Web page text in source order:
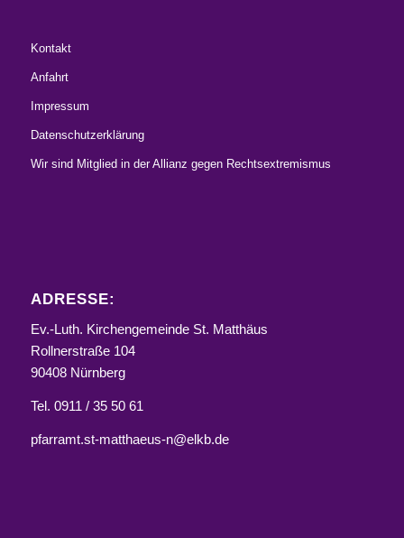
Kontakt
Anfahrt
Impressum
Datenschutzerklärung
Wir sind Mitglied in der Allianz gegen Rechtsextremismus
ADRESSE:
Ev.-Luth. Kirchengemeinde St. Matthäus
Rollnerstraße 104
90408 Nürnberg
Tel. 0911 / 35 50 61
pfarramt.st-matthaeus-n@elkb.de